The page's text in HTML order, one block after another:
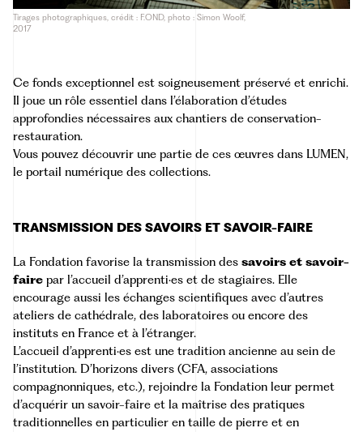
Tirages photographiques, crédit : F.OND, photo : Simon Woolf,
2017
Ce fonds exceptionnel est soigneusement préservé et enrichi.
Il joue un rôle essentiel dans l’élaboration d’études
approfondies nécessaires aux chantiers de conservation-
restauration.
Vous pouvez découvrir une partie de ces œuvres dans LUMEN,
le portail numérique des collections.
TRANSMISSION DES SAVOIRS ET SAVOIR-FAIRE
La Fondation favorise la transmission des savoirs et savoir-
faire par l’accueil d’apprenti·es et de stagiaires. Elle
encourage aussi les échanges scientifiques avec d’autres
ateliers de cathédrale, des laboratoires ou encore des
instituts en France et à l’étranger.
L’accueil d’apprenti·es est une tradition ancienne au sein de
l’institution. D’horizons divers (CFA, associations
compagnonniques, etc.), rejoindre la Fondation leur permet
d’acquérir un savoir-faire et la maîtrise des pratiques
traditionnelles en particulier en taille de pierre et en